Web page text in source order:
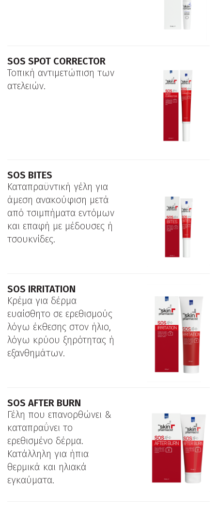
SOS SPOT CORRECTOR
Τοπική αντιμετώπιση των
ατελειών.
SOS BITES
Kαταπραϋντική γέλη για
άμεση ανακούφιση μετά
από τσιμπήματα εντόμων
και επαφή με μέδουσες ή
τσουκνίδες.
SOS IRRITATION
Κρέμα για δέρμα
ευαίσθητο σε ερεθισμούς
λόγω έκθεσης στον ήλιο,
λόγω κρύου ξηρότητας ή
εξανθημάτων.
SOS AFTER BURN
Γέλη που επανορθώνει &
καταπραΰνει το
ερεθισμένο δέρμα.
Κατάλληλη για ήπια
θερμικά και ηλιακά
εγκαύματα.